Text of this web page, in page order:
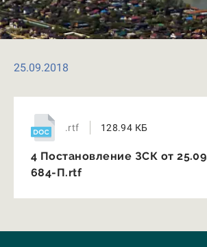
25.09.2018
.rtf 128.94 КБ
4 Постановление ЗСК от
684-П.rtf